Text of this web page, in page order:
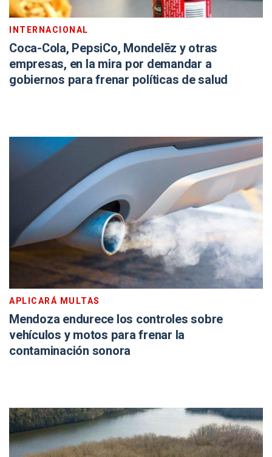
INTERNACIONAL
Coca-Cola, PepsiCo, Mondelēz y otras
empresas, en la mira por demandar a
gobiernos para frenar políticas de salud
APLICARÁ MULTAS
Mendoza endurece los controles sobre
vehículos y motos para frenar la
contaminación sonora